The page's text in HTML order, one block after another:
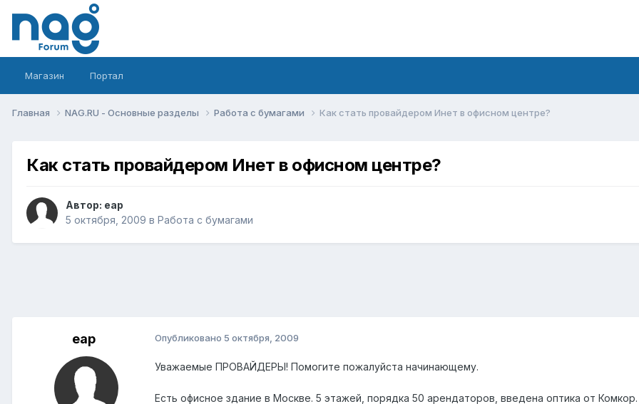
Магазин Портал
Главная NAG.RU - Основные разделы Работа с бумагами Как стать провайдером Инет в офисном центре?
Как стать провайдером Инет в офисном центре?
Автор: eap
5 октября, 2009 в Работа с бумагами
eap Опубликовано 5 октября, 2009
Уважаемые ПРОВАЙДЕРЫ! Помогите пожалуйста начинающему.
Есть офисное здание в Москве. 5 этажей, порядка 50 арендаторов, введена оптика от